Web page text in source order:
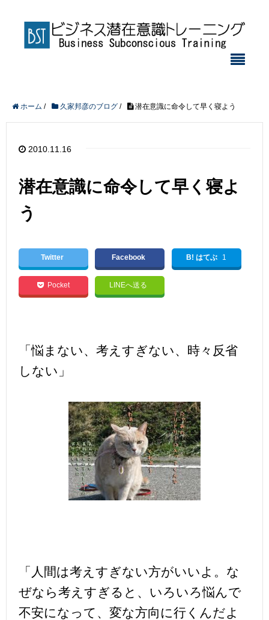
ホーム / 久家邦彦のブログ / 潜在意識に命令して早く寝よう
2010.11.16
潜在意識に命令して早く寝よ
う
Twitter Facebook B! はてぶ 1
Pocket LINEへ送る
「悩まない、考えすぎない、時々反省
しない」
「人間は考えすぎない方がいいよ。な
ぜなら考えすぎると、いろいろ悩んで
不安になって、変な方向に行くんだよ